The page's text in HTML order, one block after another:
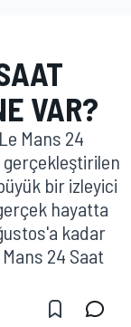
VAR?
Mans 24
gerçekleştirilen
bir izleyici
hayatta
kadar
24 Saat